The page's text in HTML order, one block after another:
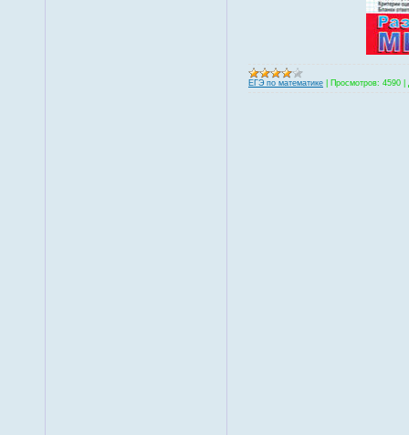
ЕГЭ по математике Просмотров: 4590